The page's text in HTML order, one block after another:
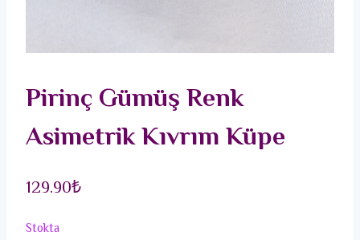
Pirinç Gümüş Renk
Asimetrik Kıvrım Küpe
129.90₺
Stokta